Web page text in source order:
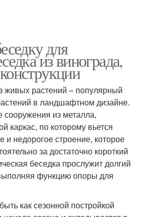
для
из винограда,
живых растений – популярный
в ландшафтном дизайне.
сооружения из металла,
каркас, по которому вьется
и недорогое строение, которое
за достаточно короткий
беседка прослужит долгий
функцию опоры для
как сезонной постройкой